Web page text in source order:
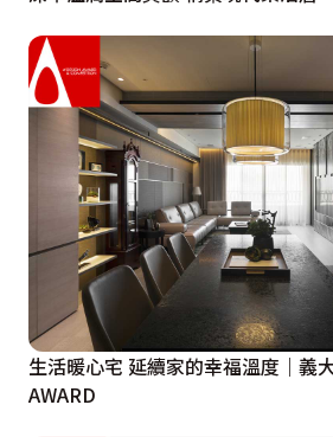
生活暖心宅 延續家的幸福溫度｜義
AWARD